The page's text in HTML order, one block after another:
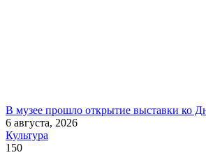
В музее прошло открытие выставки ко
6 августа, 2026
Культура
150